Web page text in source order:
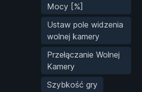
Mocy [%]
Ustaw pole widzenia
wolnej kamery
Przełączanie Wolnej
Kamery
Szybkość gry